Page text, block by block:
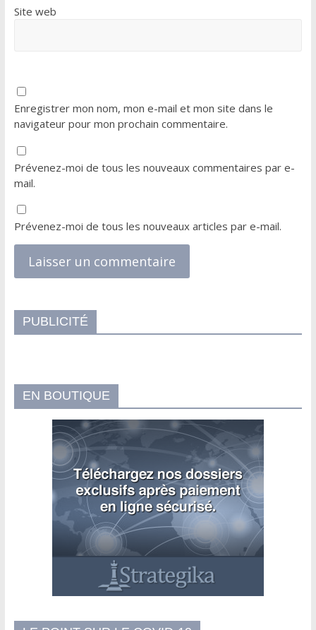
Site web
Enregistrer mon nom, mon e-mail et mon site dans le
navigateur pour mon prochain commentaire.
Prévenez-moi de tous les nouveaux commentaires par e-
mail.
Prévenez-moi de tous les nouveaux articles par e-mail.
PUBLICITÉ
EN BOUTIQUE